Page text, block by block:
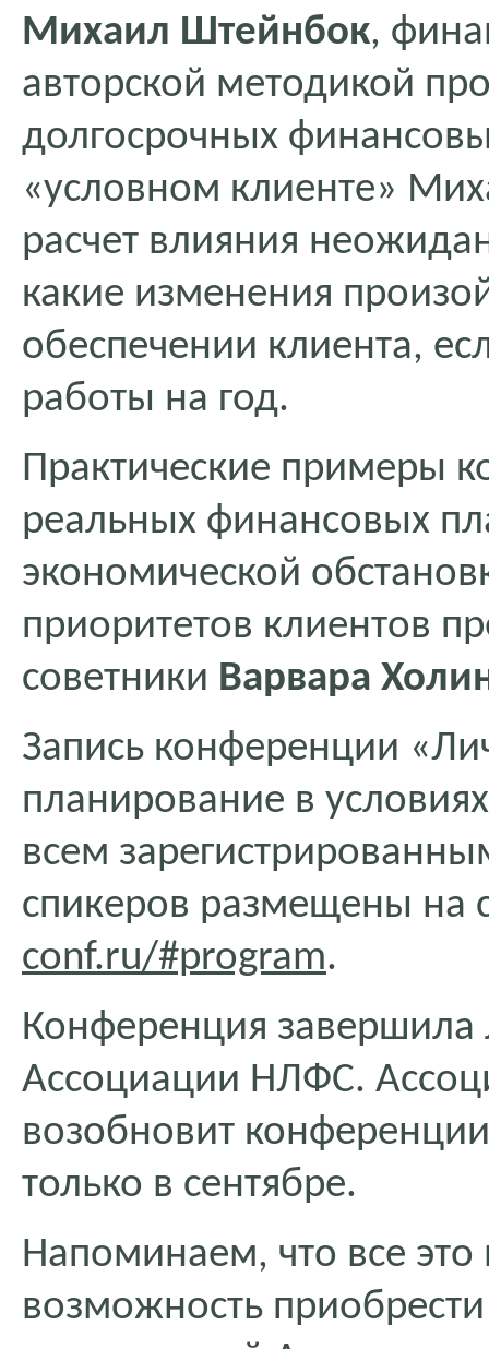
Михаил Штейнбок,
авторской методикой
долгосрочных
«условном клиенте»
расчет влияния
какие изменения
обеспечении клиента,
работы на год.
Практические примеры
реальных финансовых
экономической
приоритетов клиентов
советники Варвара
Запись конференции
планирование в
всем
спикеров размещены на
conf.ru/#program.
Конференция завершила
Ассоциации НЛФС.
возобновит
только в сентябре.
Напоминаем, что все это
возможность